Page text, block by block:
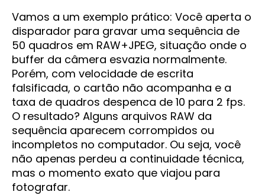
Vamos a um exemplo prático: Você aperta o
disparador para gravar uma sequência de
50 quadros em RAW+JPEG, situação onde o
buffer da câmera esvazia normalmente.
Porém, com velocidade de escrita
falsificada, o cartão não acompanha e a
taxa de quadros despenca de 10 para 2 fps.
O resultado? Alguns arquivos RAW da
sequência aparecem corrompidos ou
incompletos no computador. Ou seja, você
não apenas perdeu a continuidade técnica,
mas o momento exato que viajou para
fotografar.